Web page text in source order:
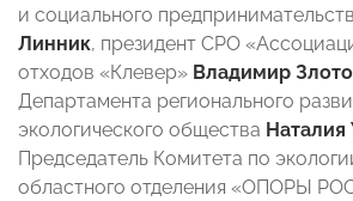
и социального
Линник, президент СРО
отходов «Клевер» Владимир
Департамента регионального
экологического общества
Председатель Комитета по
областного отделения «ОПОРЫ